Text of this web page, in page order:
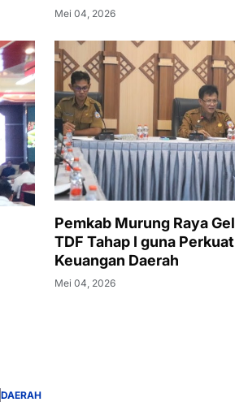
Mei 04, 2026
Pemkab Murung Raya
TDF Tahap I guna
Keuangan Daerah
Mei 04, 2026
DAERAH